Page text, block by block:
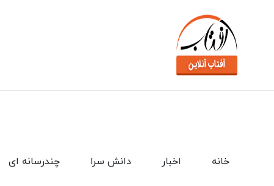
چندرسانه ای دانش سرا اخبار خانه